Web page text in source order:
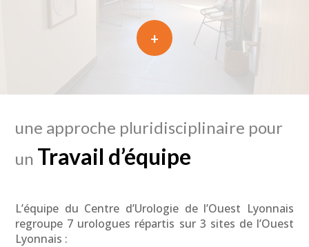
+
une approche pluridisciplinaire pour
un Travail d’équipe
L’équipe du Centre d’Urologie de l’Ouest Lyonnais
regroupe 7 urologues répartis sur 3 sites de l’Ouest
Lyonnais :